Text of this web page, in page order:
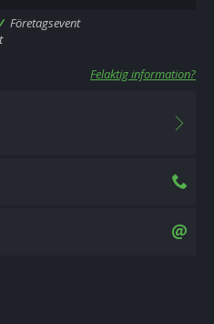
Företagsevent
Felaktig information?